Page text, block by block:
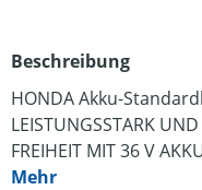
Beschreibung
HONDA Akku-
LEISTUNGSSTARK
FREIHEIT MIT 36 V
Mehr